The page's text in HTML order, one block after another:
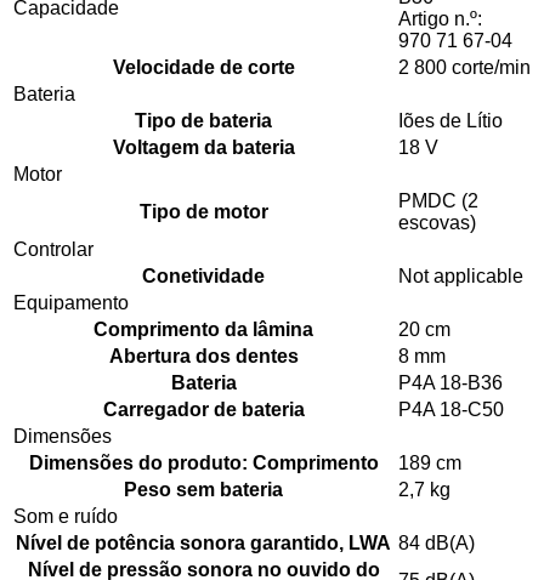
Capacidade
Artigo n.º:
970 71 67‑04
Velocidade de corte
2 800 corte/min
Bateria
Tipo de bateria
Iões de Lítio
Voltagem da bateria
18 V
Motor
Tipo de motor
PMDC (2
escovas)
Controlar
Conetividade
Not applicable
Equipamento
Comprimento da lâmina
20 cm
Abertura dos dentes
8 mm
Bateria
P4A 18-B36
Carregador de bateria
P4A 18-C50
Dimensões
Dimensões do produto: Comprimento
189 cm
Peso sem bateria
2,7 kg
Som e ruído
Nível de potência sonora garantido, LWA 84 dB(A)
Nível de pressão sonora no ouvido do